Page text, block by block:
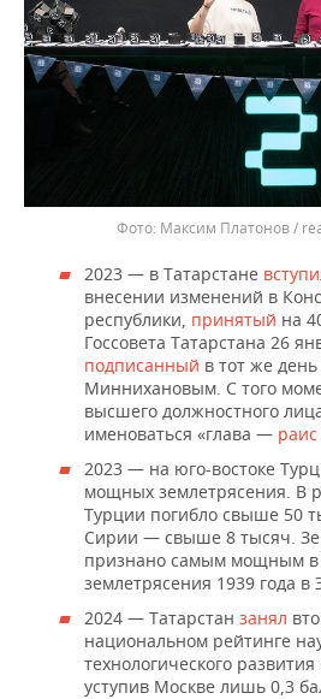
Максим Платонов /
2023 — в Татарстане
внесении изменений в
республики, принятый на
Госсовета Татарстана 26
подписанный в тот же
Миннихановым. С того
высшего должностного
именоваться «глава — раис
2023 — на юго-востоке
мощных землетрясения. В
Турции погибло свыше 50
Сирии — свыше 8 тысяч.
признано самым мощным в
землетрясения 1939 года
2024 — Татарстан занял
национальном рейтинге
технологического
уступив Москве лишь 0,3